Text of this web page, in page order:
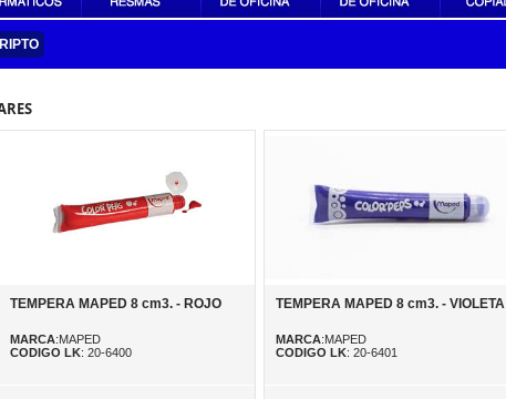
TEMPERA MAPED 8 cm3. - ROJO
MARCA:MAPED
CODIGO LK: 20-6400
TEMPERA MAPED 8 cm3. - VIOLETA
MARCA:MAPED
CODIGO LK: 20-6401